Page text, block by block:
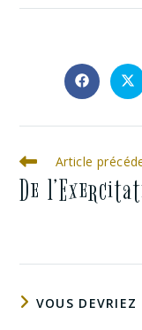
Article
De
VOUS